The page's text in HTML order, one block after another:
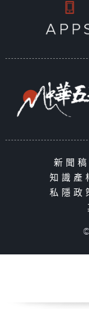
新聞稿
知識產
私隱政